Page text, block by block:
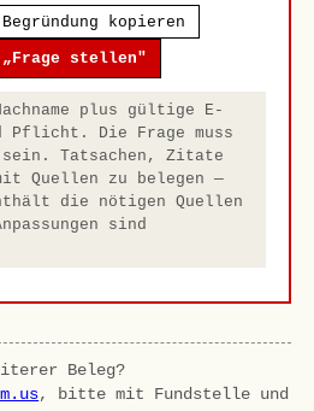
Begründung kopieren
stellen"
plus gültige E-
Pflicht. Die Frage muss
Tatsachen, Zitate
Quellen zu belegen —
die nötigen Quellen
sind
Beleg?
, bitte mit Fundstelle und